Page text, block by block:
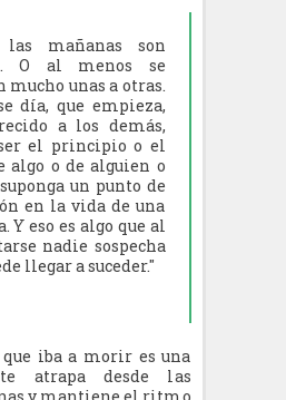
las mañanas son
O al menos se
mucho unas a otras.
día, que empieza,
a los demás,
el principio o el
algo o de alguien o
un punto de
en la vida de una
Y eso es algo que al
nadie sospecha
llegar a suceder."
que iba a morir es una
atrapa desde las